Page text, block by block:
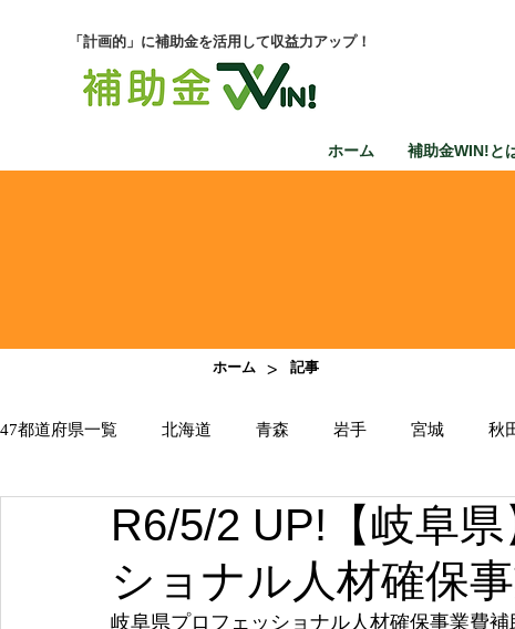
「計画的」に補助金を活用して収益力アップ！
ホーム 補助金WIN!と
ホーム > 記事
47都道府県一覧 北海道 青森 岩手 宮城 秋
千葉 東京 神奈川 新潟 富山
滋賀 京都 大阪 兵庫
R6/5/2 UP!【岐阜
ショナル人材確保
岐阜県プロフェッショナル人材確保事業費補